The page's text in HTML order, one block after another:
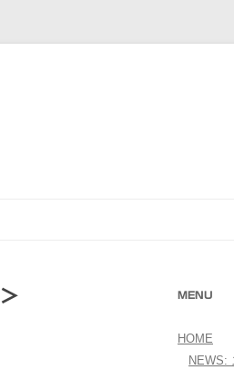
Minato
MENU
HOME
NEWS: